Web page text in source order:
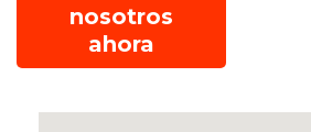
nosotros
ahora